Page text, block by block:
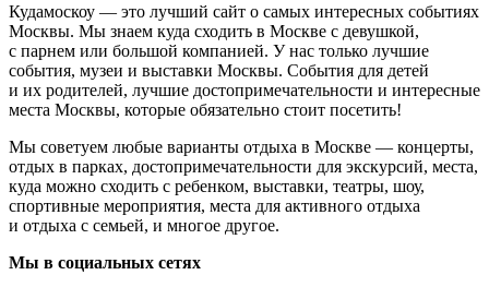
Кудамоскоу — это лучший сайт о самых интересных событиях
Москвы. Мы знаем куда сходить в Москве с девушкой,
с парнем или большой компанией. У нас только лучшие
события, музеи и выставки Москвы. События для детей
и их родителей, лучшие достопримечательности и интересные
места Москвы, которые обязательно стоит посетить!
Мы советуем любые варианты отдыха в Москве — концерты,
отдых в парках, достопримечательности для экскурсий, места,
куда можно сходить с ребенком, выставки, театры, шоу,
спортивные мероприятия, места для активного отдыха
и отдыха с семьей, и многое другое.
Мы в социальных сетях